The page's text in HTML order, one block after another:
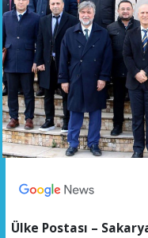
Ülke Postası –